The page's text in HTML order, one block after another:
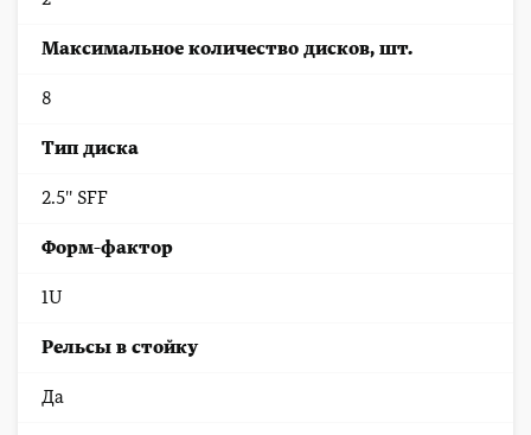
Максимальное количество дисков, шт.
8
Тип диска
2.5'' SFF
Форм-фактор
1U
Рельсы в стойку
Да